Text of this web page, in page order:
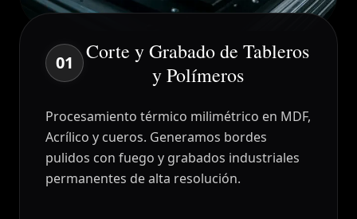
01
Corte y Grabado de Tableros
y Polímeros
Procesamiento térmico milimétrico en MDF,
Acrílico y cueros. Generamos bordes
pulidos con fuego y grabados industriales
permanentes de alta resolución.